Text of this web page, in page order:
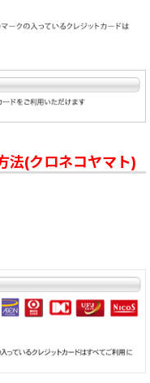
法(クロネコヤマト)